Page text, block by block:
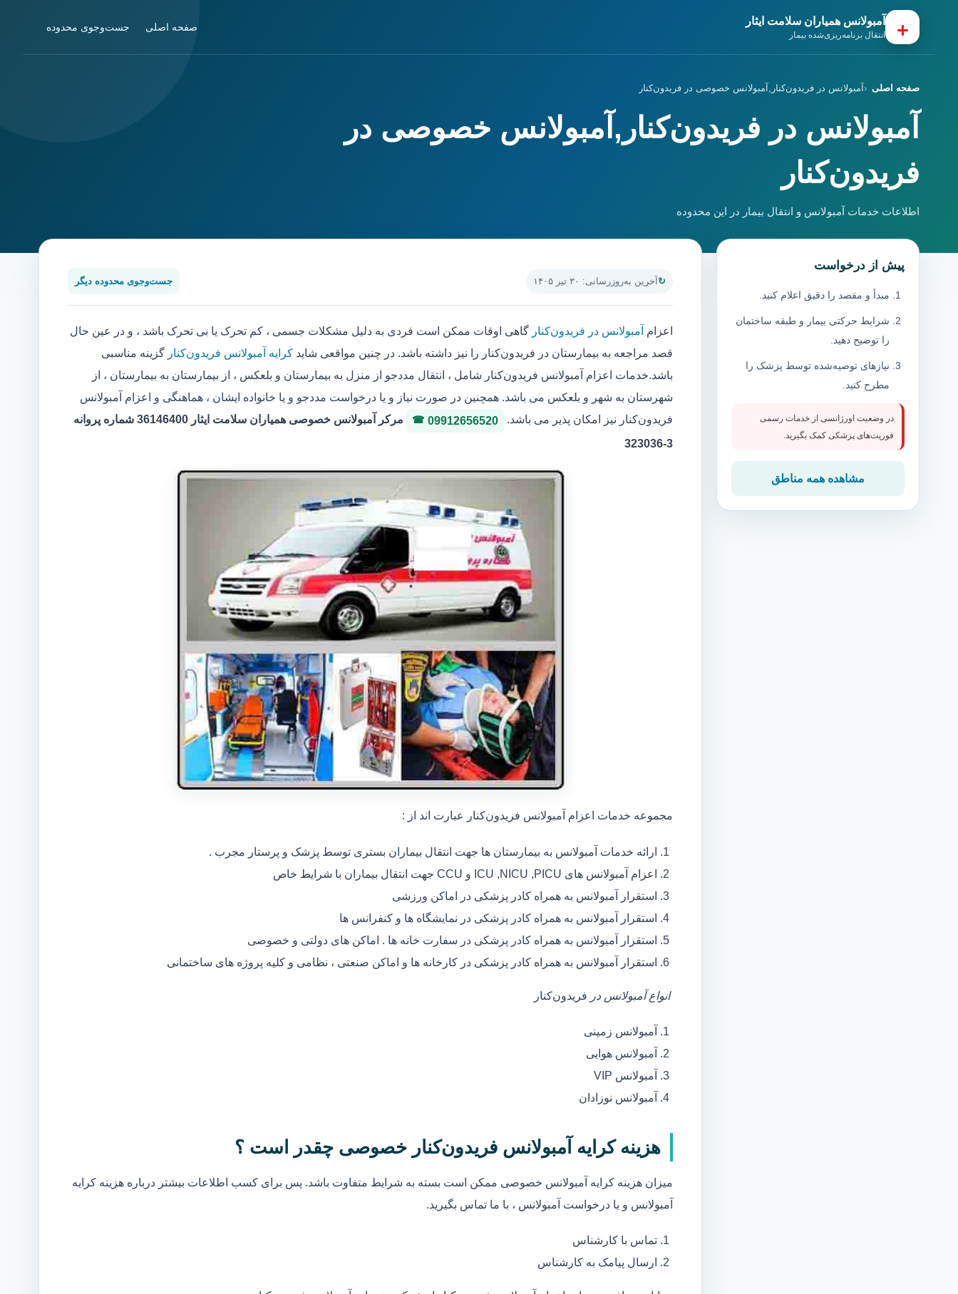
+ آمبولانس همیاران سلامت ایثار
انتقال برنامه‌ریزی‌شده بیمار
صفحه اصلی جست‌وجوی محدوده
صفحه اصلی آمبولانس در فریدون‌کنار,آمبولانس خصوصی در فریدون‌کنار
آمبولانس در فریدون‌کنار,آمبولانس خصوصی در
فریدون‌کنار
اطلاعات خدمات آمبولانس و انتقال بیمار در این محدوده
آخرین به‌روزرسانی: ۳۰ تیر ۱۴۰۵ جست‌وجوی محدوده دیگر
اعزام آمبولانس در فریدون‌کنار گاهی اوقات ممکن است فردی به دلیل مشکلات جسمی ، کم تحرک یا بی تحرک باشد ، و در عین حال
قصد مراجعه به بیمارستان در فریدون‌کنار را نیز داشته باشد. در چنین مواقعی شاید کرایه آمبولانس فریدون‌کنار گزینه مناسبی
باشد.خدمات اعزام آمبولانس فریدون‌کنار شامل ، انتقال مددجو از منزل به بیمارستان و بلعکس ، از بیمارستان به بیمارستان ، از
شهرستان به شهر و بلعکس می باشد. همچنین در صورت نیاز و یا درخواست مددجو و یا خانواده ایشان ، هماهنگی و اعزام آمبولانس
فریدون‌کنار نیز امکان پذیر می باشد.
09912656520
مرکر آمبولانس خصوصی همیاران سلامت ایثار 36146400 شماره پروانه
3-323036
مجموعه خدمات اعزام آمبولانس فریدون‌کنار عبارت اند از :
ارائه خدمات آمبولانس به بیمارستان ها جهت انتقال بیماران بستری توسط پزشک و پرستار مجرب .
اعزام آمبولانس های ICU ,NICU ,PICU و CCU جهت انتقال بیماران با شرایط خاص
استقرار آمبولانس به همراه کادر پزشکی در اماکن ورزشی
استقرار آمبولانس به همراه کادر پزشکی در نمایشگاه ها و کنفرانس ها
استقرار آمبولانس به همراه کادر پزشکی در سفارت خانه ها . اماکن های دولتی و خصوصی
استقرار آمبولانس به همراه کادر پزشکی در کارخانه ها و اماکن صنعتی ، نظامی و کلیه پروژه های ساختمانی
انواع آمبولانس در فریدون‌کنار
آمبولانس زمینی
آمبولانس هوایی
آمبولانس VIP
آمبولانس نوزادان
هزینه کرایه آمبولانس فریدون‌کنار خصوصی چقدر است ؟
میزان هزینه کرایه آمبولانس خصوصی ممکن است بسته به شرایط متفاوت باشد. پس برای کسب اطلاعات بیشتر درباره هزینه کرایه
آمبولانس و یا درخواست آمبولانس ، با ما تماس بگیرید.
تماس با کارشناس
ارسال پیامک به کارشناس
پیش از درخواست
مبدأ و مقصد را دقیق اعلام کنید.
شرایط حرکتی بیمار و طبقه ساختمان
را توضیح دهید.
نیازهای توصیه‌شده توسط پزشک را
مطرح کنید.
در وضعیت اورژانسی از خدمات رسمی
فوریت‌های پزشکی کمک بگیرید.
مشاهده همه مناطق